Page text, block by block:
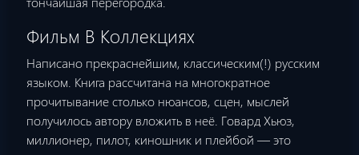
Фильм В Коллекциях
Написано прекраснейшим, классическим(!) русским
языком. Книга рассчитана на многократное
прочитывание столько нюансов, сцен, мыслей
получилось автору вложить в неё. Говард Хьюз,
миллионер, пилот, киношник и плейбой — это